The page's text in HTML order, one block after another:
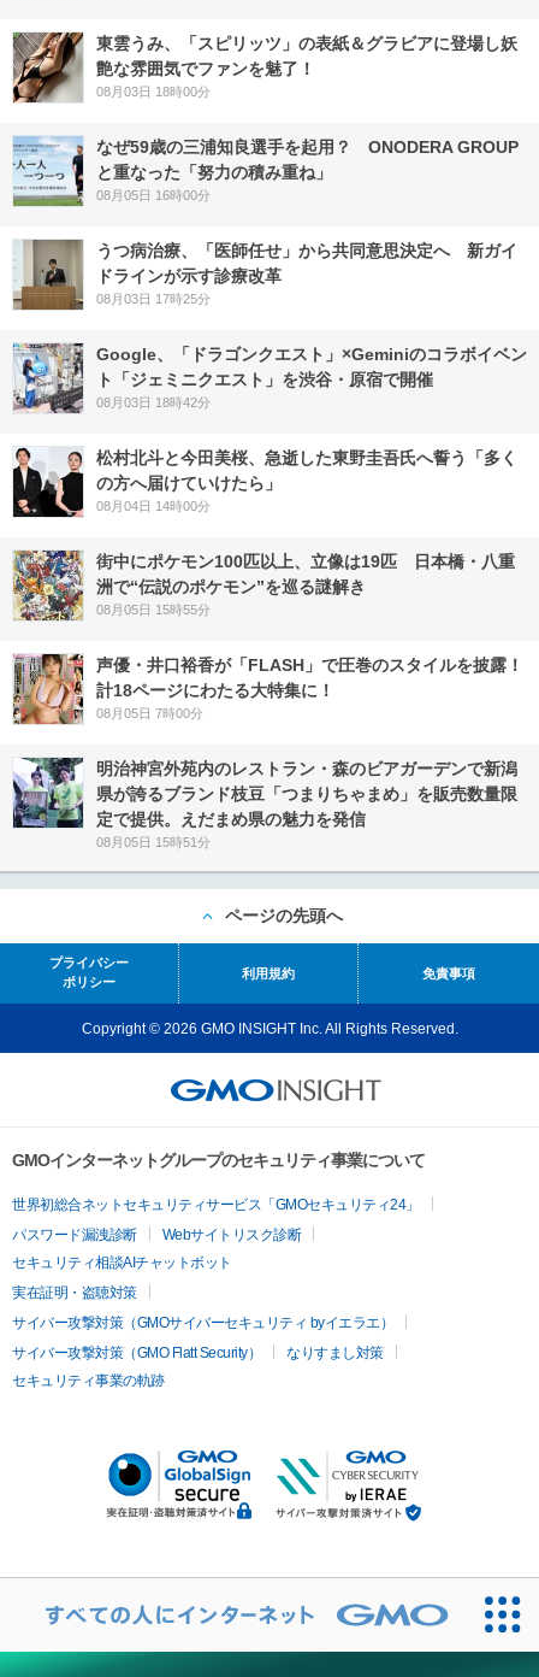
東雲うみ、「スピリッツ」の表紙＆グラビアに登場し妖
艶な雰囲気でファンを魅了！
08月03日 18時00分
なぜ59歳の三浦知良選手を起用？ ONODERA GROUP
と重なった「努力の積み重ね」
08月05日 16時00分
うつ病治療、「医師任せ」から共同意思決定へ 新ガイ
ドラインが示す診療改革
08月03日 17時25分
Google、「ドラゴンクエスト」×Geminiのコラボイベン
ト「ジェミニクエスト」を渋谷・原宿で開催
08月03日 18時42分
松村北斗と今田美桜、急逝した東野圭吾氏へ誓う「多く
の方へ届けていけたら」
08月04日 14時00分
街中にポケモン100匹以上、立像は19匹 日本橋・八重
洲で“伝説のポケモン”を巡る謎解き
08月05日 15時55分
声優・井口裕香が「FLASH」で圧巻のスタイルを披露！
計18ページにわたる大特集に！
08月05日 7時00分
明治神宮外苑内のレストラン・森のビアガーデンで新潟
県が誇るブランド枝豆「つまりちゃまめ」を販売数量限
定で提供。えだまめ県の魅力を発信
08月05日 15時51分
ページの先頭へ
プライバシー
ポリシー
利用規約 免責事項
Copyright © 2026 GMO INSIGHT Inc. All Rights Reserved.
GMOインターネットグループのセキュリティ事業について
世界初総合ネットセキュリティサービス「GMOセキュリティ24」
パスワード漏洩診断
Webサイトリスク診断
セキュリティ相談AIチャットボット
実在証明・盗聴対策
サイバー攻撃対策（GMOサイバーセキュリティ byイエラエ）
サイバー攻撃対策（GMO Flatt Security）
なりすまし対策
セキュリティ事業の軌跡